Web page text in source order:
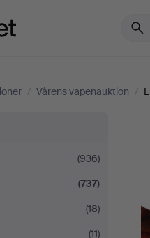
/ Vårens vapenauktion /
(936)
(737)
(18)
(11)